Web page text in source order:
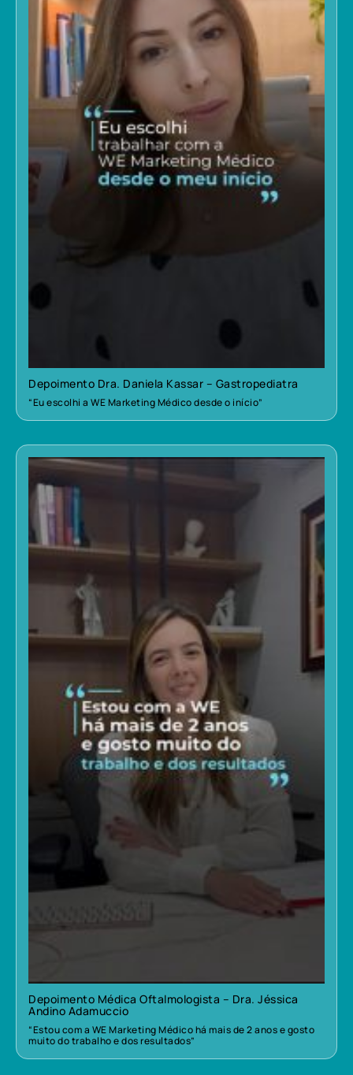
Depoimento Dra. Daniela Kassar – Gastropediatra
“Eu escolhi a WE Marketing Médico desde o início”
Depoimento Médica Oftalmologista – Dra. Jéssica
Andino Adamuccio
“Estou com a WE Marketing Médico há mais de 2 anos e gosto
muito do trabalho e dos resultados”